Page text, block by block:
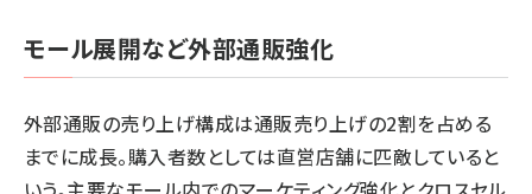
モール展開など外部通販強化
外部通販の売り上げ構成は通販売り上げの2割を占める
までに成長。購入者数としては直営店舗に匹敵していると